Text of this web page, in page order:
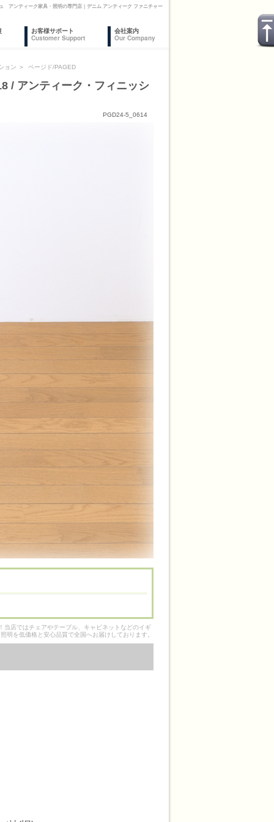
アンティーク家具・照明の専門店｜デニム アンティーク ファニチャー
お客様サポート
Customer Support
会社案内
Our Company
ョン ＞ ページド/PAGED
/ アンティーク・フィニッシ
PGD24-5_0614
当店ではチェアやテーブル、キャビネットなどのイギ
明を低価格と安心品質で全国へお届けしております。